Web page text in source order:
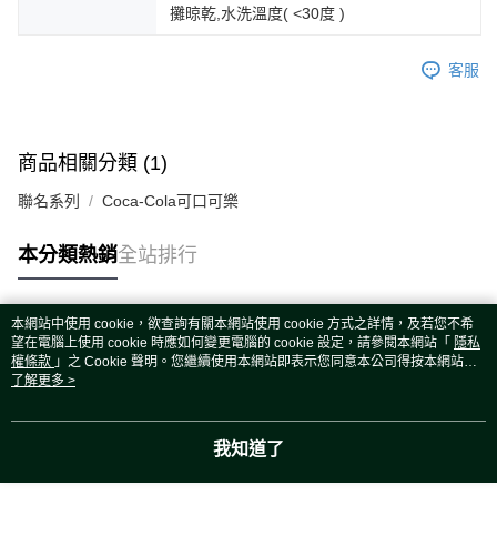
攤晾乾,水洗溫度( <30度 )
客服
商品相關分類 (1)
聯名系列 Coca-Cola可口可樂
本分類熱銷全站排行
熱門標籤
本網站中使用 cookie，欲查詢有關本網站使用 cookie 方式之詳情，及若您不希
望在電腦上使用 cookie 時應如何變更電腦的 cookie 設定，請參閱本網站「 隱私
權條款 」之 Cookie 聲明。您繼續使用本網站即表示您同意本公司得按本網站使
用條款之 Cookie 聲明使用 cookie。
了解更多 >
我知道了